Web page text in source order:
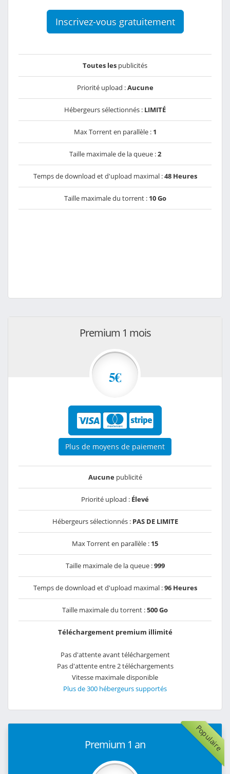
Inscrivez-vous gratuitement
Toutes les publicités
Priorité upload :Aucune
Hébergeurs sélectionnés : LIMITÉ
Max Torrent en parallèle : 1
Taille maximale de la queue :2
Temps de download et d'upload maximal :48 Heures
Taille maximale du torrent : 10 Go
Premium 1 mois
5€
Plus de moyens de paiement
Aucunepublicité
Priorité upload : Élevé
Hébergeurs sélectionnés : PAS DE LIMITE
Max Torrent en parallèle : 15
Taille maximale de la queue :999
Temps de download et d'upload maximal :96 Heures
Taille maximale du torrent :500 Go
Téléchargement premium illimité
Pas d'attente avant téléchargement
Pas d'attente entre 2 téléchargements
Vitesse maximale disponible
Plus de 300 hébergeurs supportés
Populaire
Premium 1 an